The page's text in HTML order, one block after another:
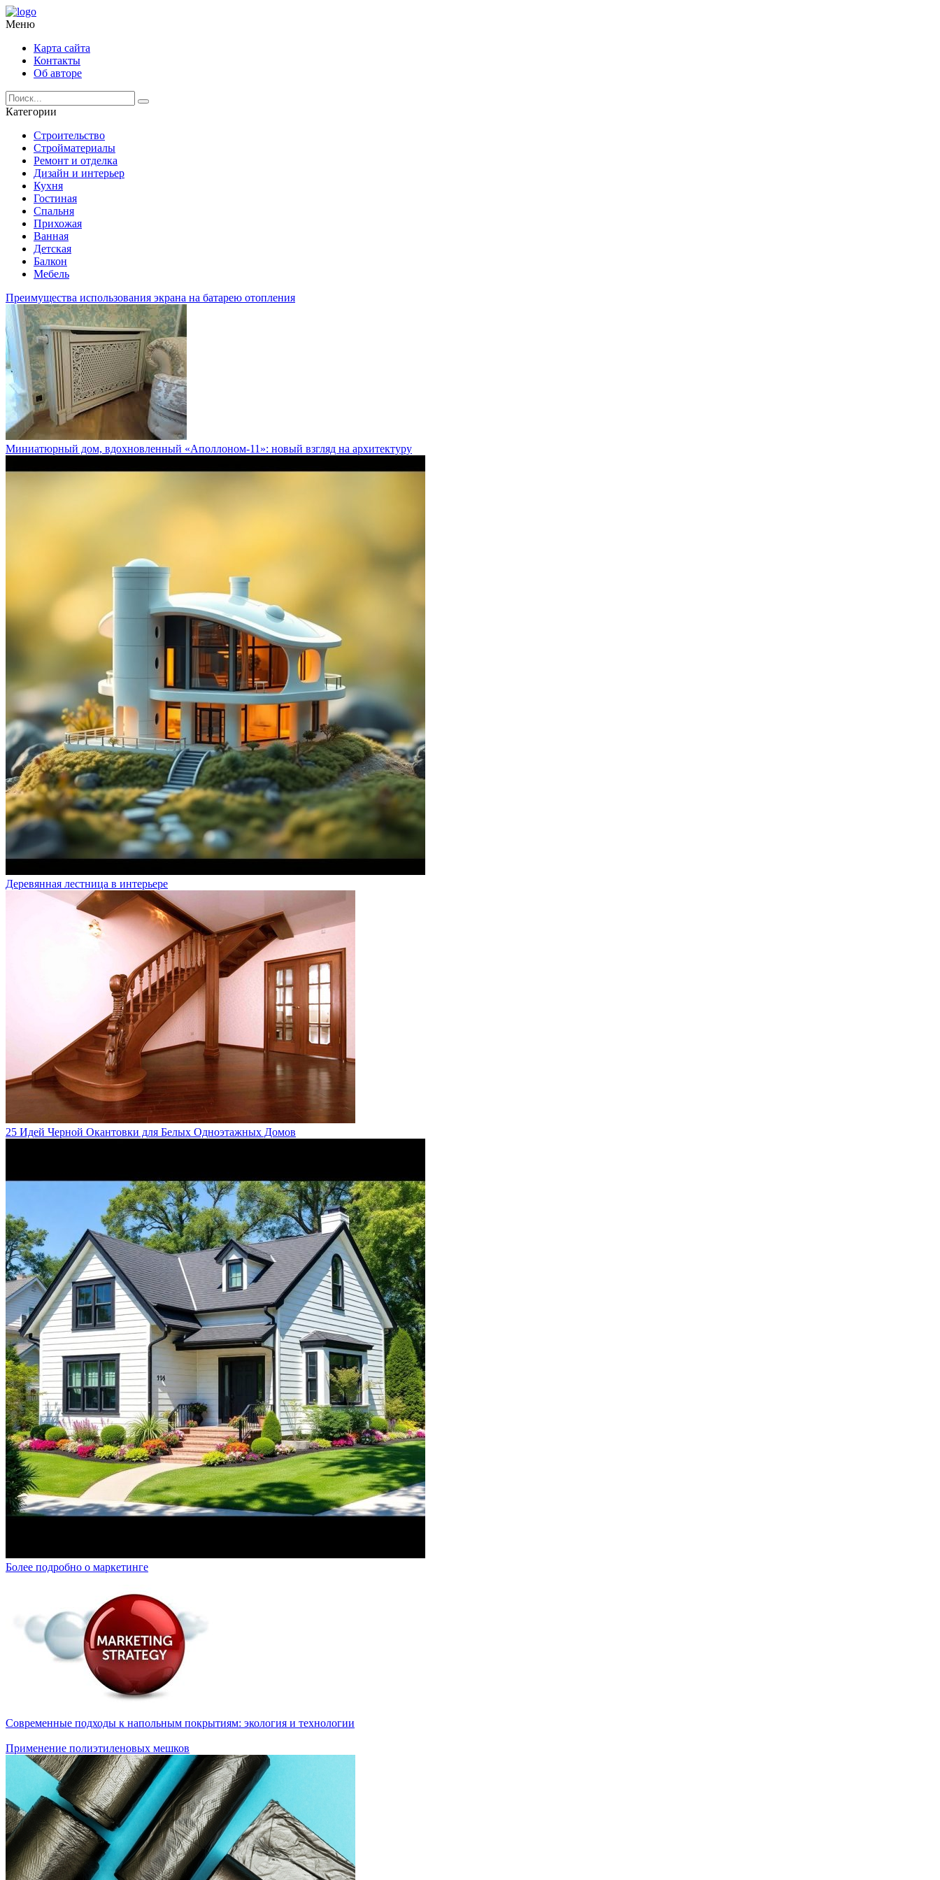
Меню
Карта сайта
Контакты
Об авторе
Категории
Строительство
Стройматериалы
Ремонт и отделка
Дизайн и интерьер
Кухня
Гостиная
Спальня
Прихожая
Ванная
Детская
Балкон
Мебель
Преимущества использования экрана на батарею отопления
Миниатюрный дом, вдохновленный «Аполлоном-11»: новый взгляд на архитектуру
Деревянная лестница в интерьере
25 Идей Черной Окантовки для Белых Одноэтажных Домов
Более подробно о маркетинге
Современные подходы к напольным покрытиям: экология и технологии
Применение полиэтиленовых мешков